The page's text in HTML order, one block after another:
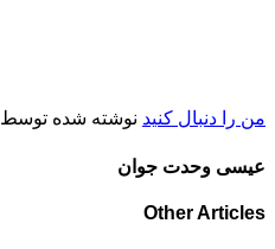
من را دنبال کنید نوشته شده توسط
عیسی وحدت جوان
Other Articles